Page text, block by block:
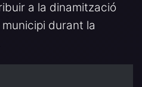
a la dinamització
durant la